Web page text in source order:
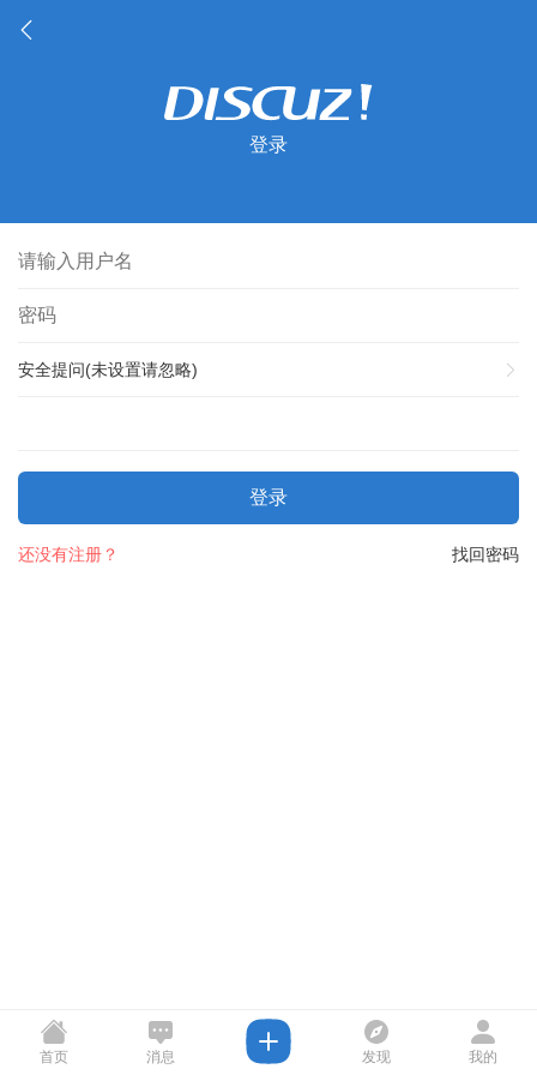
登录
安全提问(未设置请忽略)
登录
找回密码
还没有注册？
首页 消息 发现 我的